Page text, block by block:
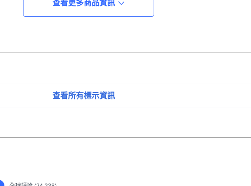
查看更多商品資訊
查看所有標示資訊